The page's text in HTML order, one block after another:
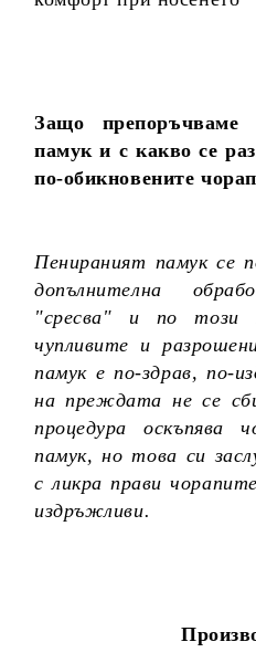
Защо препоръчваме
памук и с какво се
по-обикновените
Пенираният памук се
допълнителна
"сресва" и по този
чупливите и
памук е по-здрав, по-
на преждата не се
процедура оскъпява
памук, но това си
с ликра прави
издръжливи.